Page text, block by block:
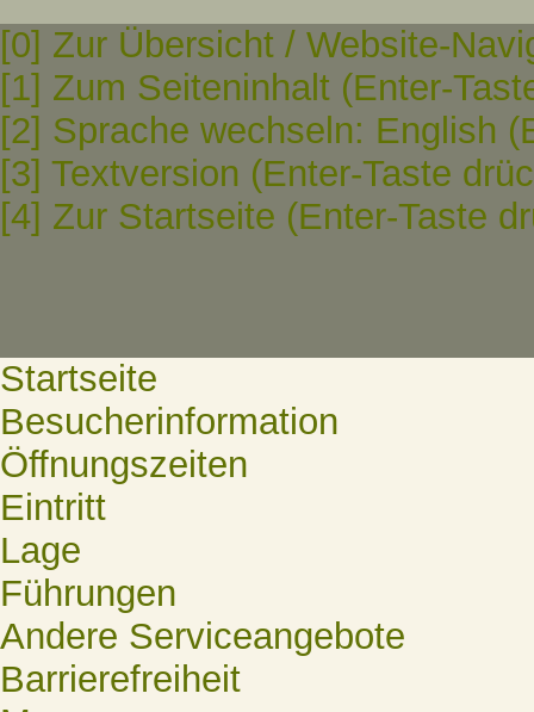
[0] Zur Übersicht / Website-
[1] Zum Seiteninhalt (Enter-
[2] Sprache wechseln: English
[3] Textversion (Enter-Taste
[4] Zur Startseite (Enter-Taste
Startseite
Besucherinformation
Öffnungszeiten
Eintritt
Lage
Führungen
Andere Serviceangebote
Barrierefreiheit